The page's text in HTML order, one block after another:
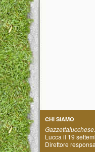
CHI SIAMO
Lucca il 19
Direttore